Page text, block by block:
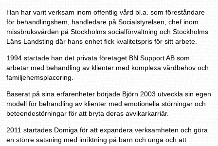
Han har varit verksam inom offentlig vård bl.a. som föreståndare
för behandlingshem, handledare på Socialstyrelsen, chef inom
missbruksvården på Stockholms socialförvaltning och Stockholms
Läns Landsting där hans enhet fick kvalitetspris för sitt arbete.
1994 startade han det privata företaget BN Support AB som
arbetar med behandling av klienter med komplexa vårdbehov och
familjehemsplacering.
Baserat på sina erfarenheter började Björn 2003 utveckla sin egen
modell för behandling av klienter med emotionella störningar och
beteendestörningar för att bryta deras avvikarkarriär.
2011 startades Domiga för att expandera verksamheten och göra
en större satsning med inriktning på barn och unga och att